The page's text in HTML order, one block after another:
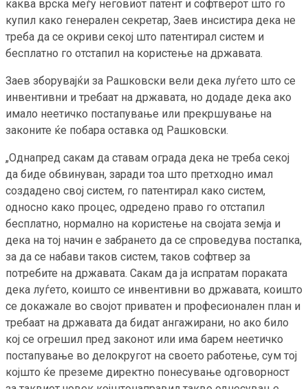
каква врска меѓу неговиот патент и софтверот што го
купил како генерален секретар, Заев инсистира дека не
треба да се окриви секој што патентирал систем и
бесплатно го отстапил на користење на државата.
Заев зборувајќи за Рашковски вели дека луѓето што се
инвентивни и требаат на државата, но додаде дека ако
имало неетичко постапување или прекршување на
законите ќе побара оставка од Рашковски.
„Однапред сакам да ставам ограда дека не треба секој
да биде обвинуван, заради тоа што претходно имал
создадено свој систем, го патентирал како систем,
односно како процес, одредено право го отстапил
бесплатно, нормално на користење на својата земја и
дека на тој начин е забрането да се спроведува постапка,
за да се набави таков систем, таков софтвер за
потребите на државата. Сакам да ја испратам пораката
дека луѓето, коишто се инвентивни во државата, коишто
се докажале во својот приватен и професионален план и
требаат на државата да бидат ангажирани, но ако било
кој се огрешил пред законот или има барем неетичко
постапување во делокругот на своето работење, сум тој
којшто ќе преземе директно понесување одговорност